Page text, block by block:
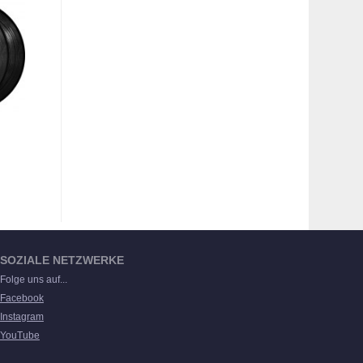
SOZIALE NETZWERKE
Folge uns auf...
Facebook
Instagram
YouTube